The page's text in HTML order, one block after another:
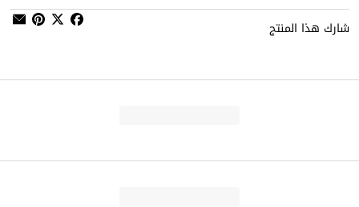
شارك هذا المنتج